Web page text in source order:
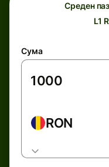
Среден
L1
Сума
RON